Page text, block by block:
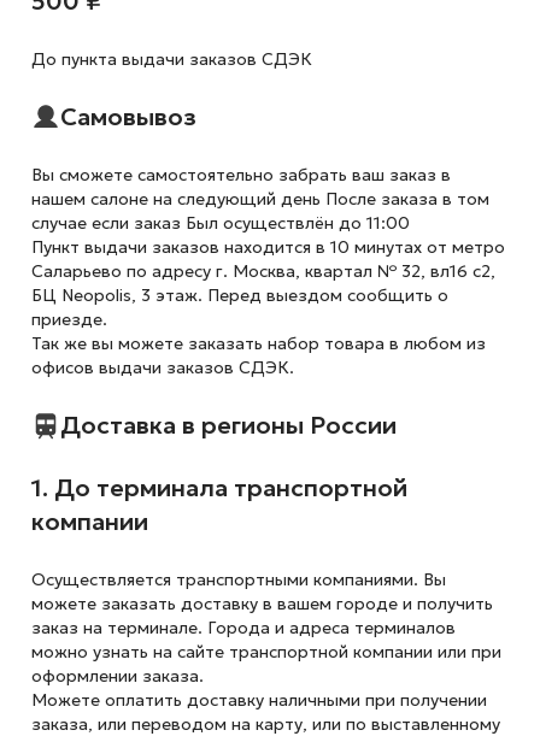
До пункта выдачи заказов СДЭК
Самовывоз
Вы сможете самостоятельно забрать ваш заказ в
нашем салоне на следующий день После заказа в том
случае если заказ Был осуществлён до 11:00
Пункт выдачи заказов находится в 10 минутах от метро
Саларьево по адресу г. Москва, квартал № 32, вл16 с2,
БЦ Neopolis, 3 этаж. Перед выездом сообщить о
приезде.
Так же вы можете заказать набор товара в любом из
офисов выдачи заказов СДЭК.
Доставка в регионы России
1. До терминала транспортной
компании
Осуществляется транспортными компаниями. Вы
можете заказать доставку в вашем городе и получить
заказ на терминале. Города и адреса терминалов
можно узнать на сайте транспортной компании или при
оформлении заказа.
Можете оплатить доставку наличными при получении
заказа, или переводом на карту, или по выставленному